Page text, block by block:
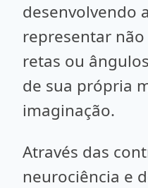
desenvolvendo
representar
retas ou
de sua própria
imaginação.
Através das
neurociência e